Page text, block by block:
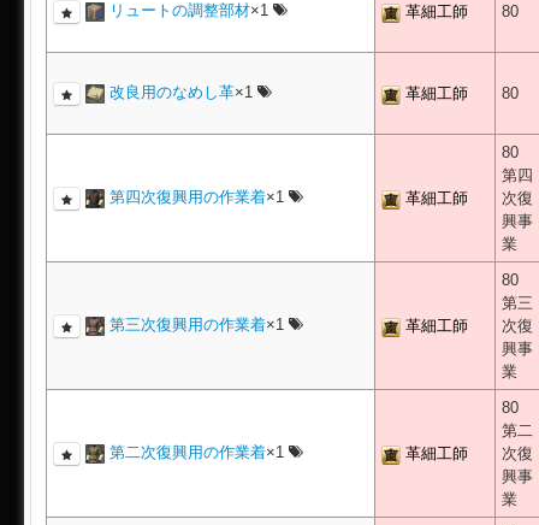
リュートの調整部材×1 革細工師 80
改良用のなめし革×1 革細工師 80
第四次復興用の作業着×1 革細工師
80
第四
次復
興事
業
第三次復興用の作業着×1 革細工師
80
第三
次復
興事
業
第二次復興用の作業着×1 革細工師
80
第二
次復
興事
業